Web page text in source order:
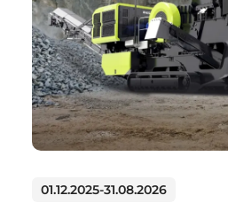
01.12.2025-31.08.2026